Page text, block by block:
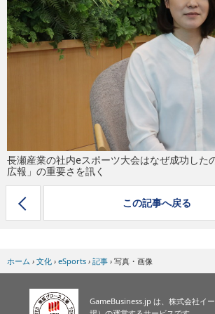
eスポーツ
長瀬産業の社内eスポーツ大会はなぜ成功し
広報」の重要さを訊く
この記事へ戻る
ホーム › 文化 › eSports › 記事 › 写真・画像
GameBusiness.jp は、株式会社イ